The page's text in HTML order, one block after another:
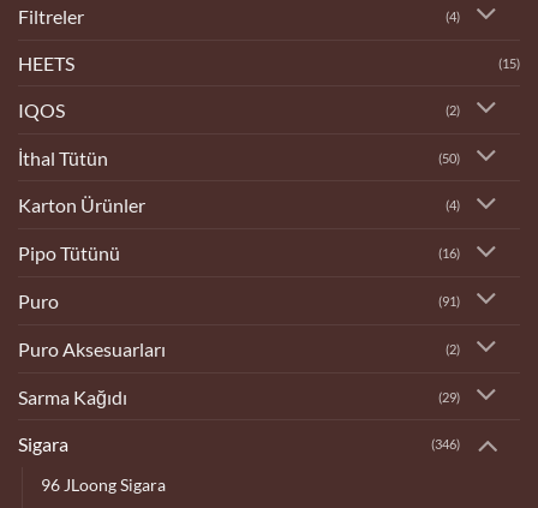
Filtreler (4)
HEETS (15)
IQOS (2)
İthal Tütün (50)
Karton Ürünler (4)
Pipo Tütünü (16)
Puro (91)
Puro Aksesuarları (2)
Sarma Kağıdı (29)
Sigara (346)
96 JLoong Sigara